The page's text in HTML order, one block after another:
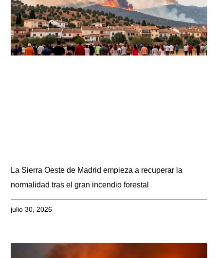
La Sierra Oeste de Madrid empieza a recuperar la
normalidad tras el gran incendio forestal
julio 30, 2026